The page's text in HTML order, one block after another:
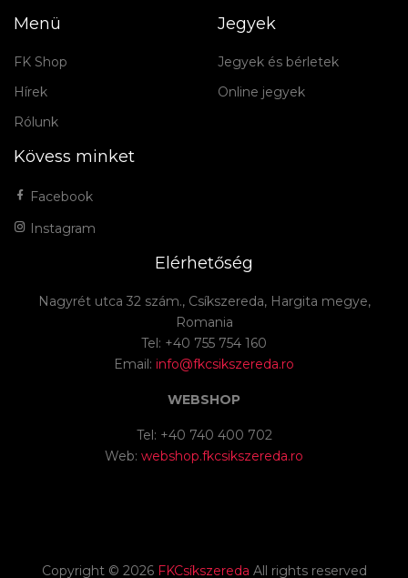
Menü
FK Shop
Hírek
Rólunk
Jegyek
Jegyek és bérletek
Online jegyek
Kövess minket
Facebook
Instagram
Elérhetőség
Nagyrét utca 32 szám., Csíkszereda, Hargita megye,
Romania
Tel: +40 755 754 160
Email: info@fkcsikszereda.ro
WEBSHOP
Tel: +40 740 400 702
Web: webshop.fkcsikszereda.ro
Copyright © 2026 FKCsíkszereda All rights reserved